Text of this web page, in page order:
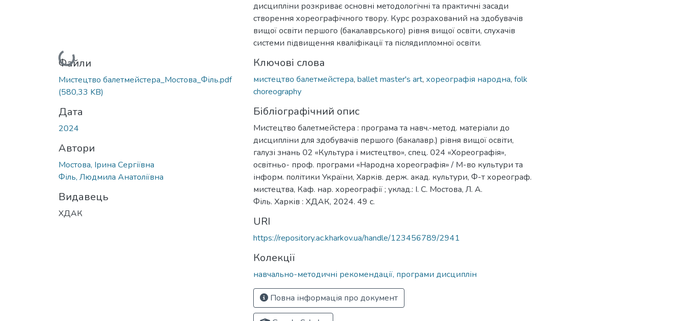
Вантажиться...
Файли
Мистецтво балетмейстера_Мостова_Філь.pdf
(580,33 KB)
Дата
2024
Автори
Мостова, Ірина Сергіївна
Філь, Людмила Анатоліївна
Видавець
ХДАК
дисципліни розкриває основні методологічні та практичні засади
створення хореографічного твору. Курс розрахований на здобувачів
вищої освіти першого (бакалаврського) рівня вищої освіти, слухачів
системи підвищення кваліфікації та післядипломної освіти.
Ключові слова
мистецтво балетмейстера, ballet master's art, хореографія народна, folk
choreography
Бібліографічний опис
Мистецтво балетмейстера : програма та навч.-метод. матеріали до
дисципліни для здобувачів першого (бакалавр.) рівня вищої освіти,
галузі знань 02 «Культура і мистецтво», спец. 024 «Хореографія»,
освітньо- проф. програми «Народна хореографія» / М-во культури та
інформ. політики України, Харків. держ. акад. культури, Ф-т хореограф.
мистецтва, Каф. нар. хореографії ; уклад.: І. С. Мостова, Л. А.
Філь. Харків : ХДАК, 2024. 49 с.
URI
https://repository.ac.kharkov.ua/handle/123456789/2941
Колекції
навчально-методичні рекомендації, програми дисциплін
Повна інформація про документ